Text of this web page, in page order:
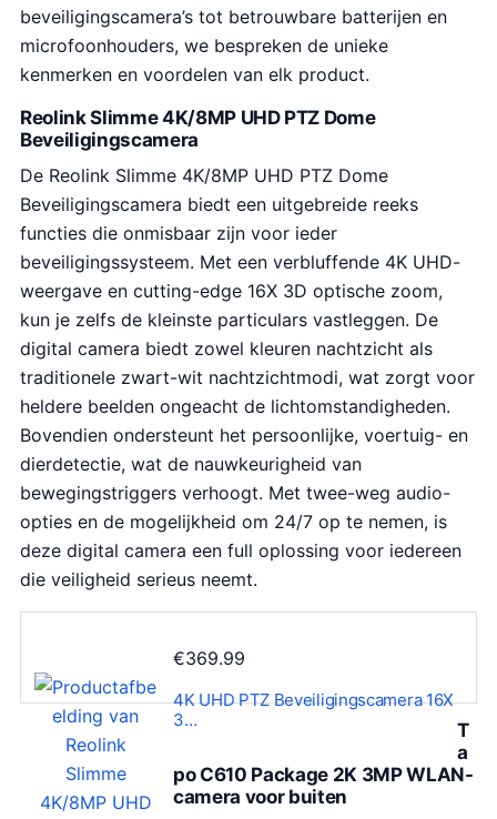
beveiligingscamera’s tot betrouwbare batterijen en
microfoonhouders, we bespreken de unieke
kenmerken en voordelen van elk product.
Reolink Slimme 4K/8MP UHD PTZ Dome
Beveiligingscamera
De Reolink Slimme 4K/8MP UHD PTZ Dome
Beveiligingscamera biedt een uitgebreide reeks
functies die onmisbaar zijn voor ieder
beveiligingssysteem. Met een verbluffende 4K UHD-
weergave en cutting-edge 16X 3D optische zoom,
kun je zelfs de kleinste particulars vastleggen. De
digital camera biedt zowel kleuren nachtzicht als
traditionele zwart-wit nachtzichtmodi, wat zorgt voor
heldere beelden ongeacht de lichtomstandigheden.
Bovendien ondersteunt het persoonlijke, voertuig- en
dierdetectie, wat de nauwkeurigheid van
bewegingstriggers verhoogt. Met twee-weg audio-
opties en de mogelijkheid om 24/7 op te nemen, is
deze digital camera een full oplossing voor iedereen
die veiligheid serieus neemt.
€369.99
4K UHD PTZ Beveiligingscamera 16X
3…
T
a
po C610 Package 2K 3MP WLAN-
camera voor buiten